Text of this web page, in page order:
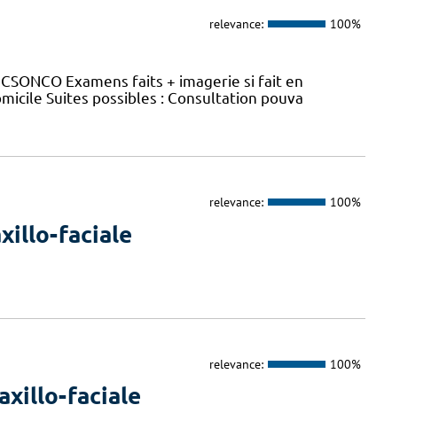
relevance: 100%
Examens faits + imagerie si fait en
Suites possibles : Consultation pouva
relevance: 100%
faciale
relevance: 100%
faciale